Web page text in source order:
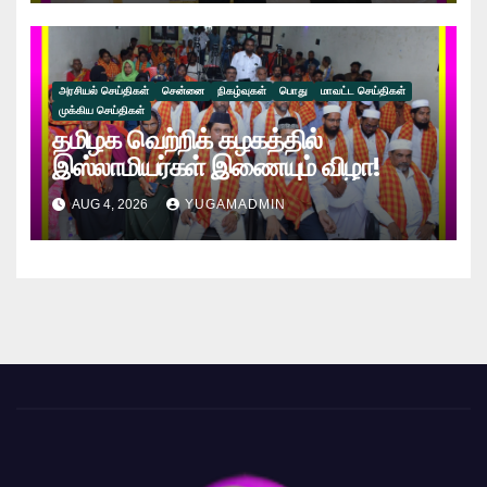
கணேஷ்!!
அரசியல் செய்திகள் சென்னை நிகழ்வுகள் பொது
மாவட்ட செய்திகள்
முக்கிய செய்திகள்
தமிழக வெற்றிக் கழகத்தில்
இஸ்லாமியர்கள் இணையும் விழா!
AUG 4, 2026 YUGAMADMIN